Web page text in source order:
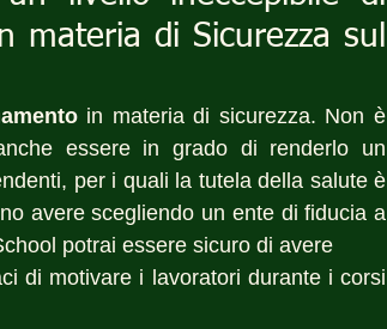
materia di Sicurezza sul
in materia di sicurezza. Non è
essere in grado di renderlo un
per i quali la tutela della salute è
avere scegliendo un ente di fiducia a
potrai essere sicuro di avere
di motivare i lavoratori durante i corsi